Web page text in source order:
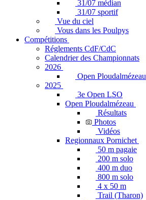
31/07 médian
31/07 sportif
Vue du ciel
Vous dans les Poulpys
Compétitions
Réglements CdF/CdC
Calendrier des Championnats
2026
Open Ploudalmézeau
2025
3e Open LSO
Open Ploudalmézeau
Résultats
Photos
Vidéos
Regionnaux Pornichet
50 m pagaie
200 m solo
400 m duo
800 m solo
4 x 50 m
Trail (Tharon)